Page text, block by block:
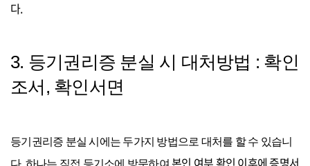
다.
3. 등기권리증 분실 시 대처방법 : 확인
조서, 확인서면
등기권리증 분실 시에는 두가지 방법으로 대처를 할 수 있습니
다. 하나는 직접 등기소에 방문하여 본인 여부 확인 이후에 증명서